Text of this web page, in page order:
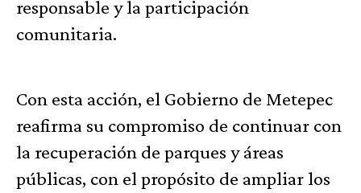
responsable y la participación
comunitaria.
Con esta acción, el Gobierno de Metepec
reafirma su compromiso de continuar con
la recuperación de parques y áreas
públicas, con el propósito de ampliar los